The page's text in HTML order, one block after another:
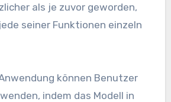
als je zuvor geworden,
seiner Funktionen einzeln
können Benutzer
indem das Modell in